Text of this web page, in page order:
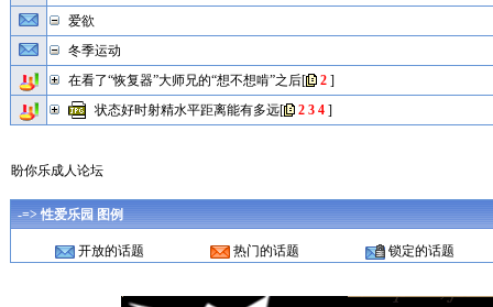
爱欲
冬季运动
在看了“恢复器”大师兄的“想不想啃”之后[ 2]
状态好时射精水平距离能有多远[ 2 3 4]
盼你乐成人论坛
-=> 性爱乐园 图例
开放的话题 热门的话题 锁定的话题